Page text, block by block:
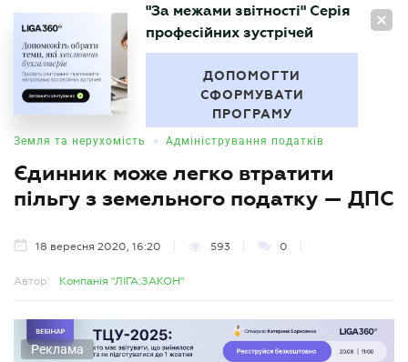
UA
БУХГАЛТЕР
"За межами звітності" Серія
професійних зустрічей
ДОПОМОГТИ
СФОРМУВАТИ
ПРОГРАМУ
Земля та нерухомість • Адміністрування податків
Єдинник може легко втратити
пільгу з земельного податку — ДПС
18 вересня 2020, 16:20 593 0
Автор: Компанія "ЛІГА:ЗАКОН"
Реклама